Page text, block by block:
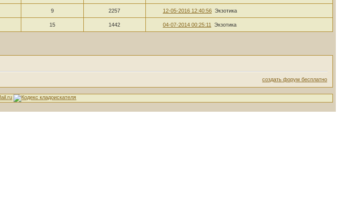
9 2257 12-05-2016 12:40:56 Экзотика
15 1442 04-07-2014 00:25:11 Экзотика
создать форум бесплатно